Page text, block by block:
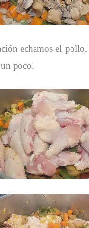
echamos el
poco.